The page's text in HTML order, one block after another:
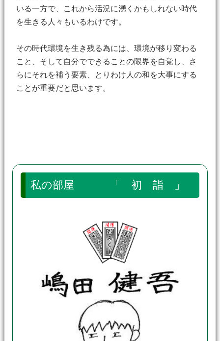
いる一方で、これから活況に湧くかもしれない時代
を生きる人々もいるわけです。
その時代環境を生き残る為には、環境が移り変わる
こと、そして自分でできることの限界を自覚し、さ
らにそれを補う要素、とりわけ人の和を大事にする
ことが重要だと思います。
私の部屋 「 初 詣 」